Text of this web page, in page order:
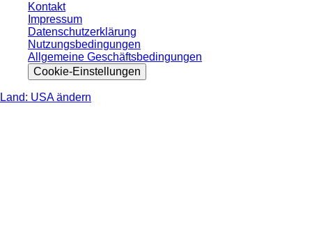
Kontakt
Impressum
Datenschutzerklärung
Nutzungsbedingungen
Allgemeine Geschäftsbedingungen
Cookie-Einstellungen
Land: USA ändern